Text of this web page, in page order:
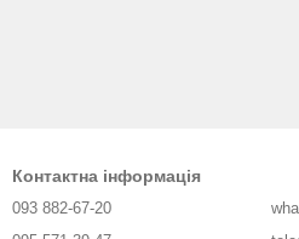
Контактна інформація
093 882-67-20